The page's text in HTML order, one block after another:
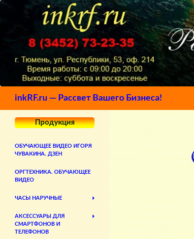
inkRF.ru — Рассвет Вашего Бизнеса!
Продукция
ОБУЧАЮЩЕЕ ВИДЕО ИГОРЯ
ЧУВАКИНА. ДЗЕН
ОРГТЕХНИКА. ОБУЧАЮЩЕЕ
ВИДЕО
ЧАСЫ НАРУЧНЫЕ
АКСЕССУАРЫ ДЛЯ
СМАРТФОНОВ И
ТЕЛЕФОНОВ